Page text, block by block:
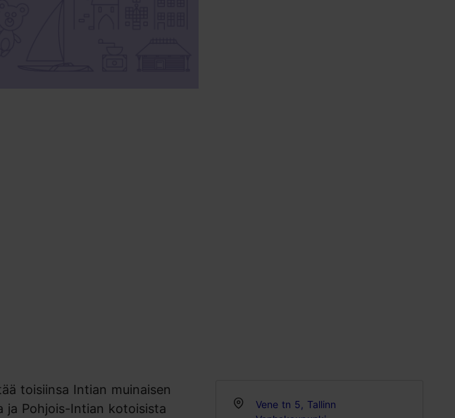
toisiinsa Intian muinaisen
ja Pohjois-Intian kotoisista
Vene tn 5, Tallinn